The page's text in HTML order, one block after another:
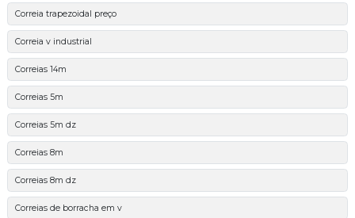
Correia trapezoidal preço
Correia v industrial
Correias 14m
Correias 5m
Correias 5m dz
Correias 8m
Correias 8m dz
Correias de borracha em v